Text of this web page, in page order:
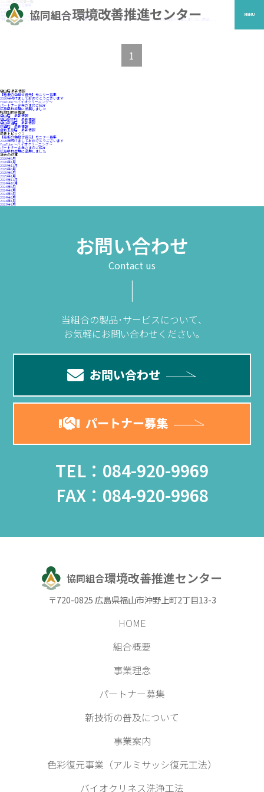
MENU
協同組合環境改善推進センター
2024年07月08日更新
eco staff
お知らせ
技士認定講座２Days［バイオレメディエーション技術研修］
7月４日、５日の２日間にわたり バイオクリネス復元事業の 「バイオレメディエーション技術」 技士認定講座を開催しました。 商品......
1
福山店 最新情報
【看板の色褪せ復元】モニター募集
2026年明けましておめでとうございます
YouTube 〜バイオクリーニング〜
パートナー企業さまのご紹介
広島県物産展に出展しました
店舗別最新情報
福山店 最新情報
福山駅家店 最新情報
福山新涯店 最新情報
尾道店 最新情報
倉敷玉島店 最新情報
最新トピックス
【看板の色褪せ復元】モニター募集
2026年明けましておめでとうございます
YouTube 〜バイオクリーニング〜
パートナー企業さまのご紹介
広島県物産展に出展しました
過去の記事
2026年5月
2026年1月
2025年11月
2025年8月
2025年6月
2025年1月
2024年11月
2024年10月
2024年8月
2024年7月
2024年3月
2024年2月
2024年1月
2023年7月
お問い合わせ
Contact us
当組合の製品･サービスについて､
お気軽にお問い合わせください｡
お問い合わせ
パートナー募集
TEL：084-920-9969
FAX：084-920-9968
協同組合環境改善推進センター
〒720-0825 広島県福山市沖野上町2丁目13-3
HOME
組合概要
事業理念
パートナー募集
新技術の普及について
事業案内
色彩復元事業（アルミサッシ復元工法）
バイオクリネス洗浄工法